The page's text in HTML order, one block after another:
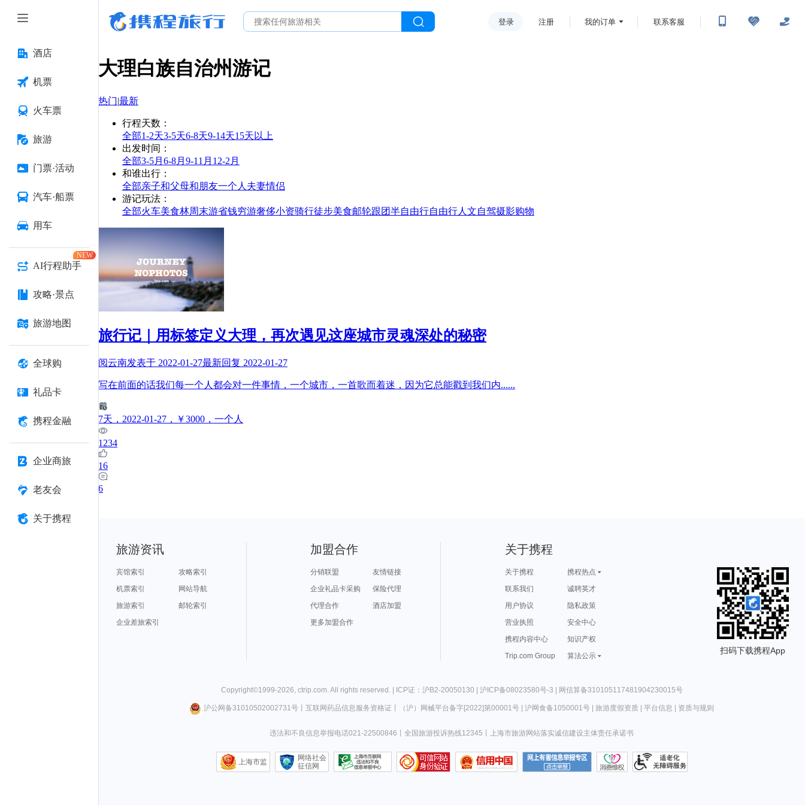
酒店
机票
火车票
旅游
门票·活动
汽车·船票
用车
AI行程助手
NEW
攻略·景点
旅游地图
全球购
礼品卡
携程金融
企业商旅
老友会
关于携程
登录 注册 我的订单 联系客服
大理白族自治州游记
热门|最新
行程天数 ：
全部1-2天3-5天6-8天9-14天15天以上
出发时间 ：
全部3-5月 6-8月 9-11月 12-2月
和谁出行 ：
全部亲子和父母和朋友一个人 夫妻情侣
游记玩法 ：
全部火车美食林周末游省钱穷游奢侈小资骑行徒步美食邮轮跟团半自由行自由行人文自驾摄影购物
旅行记｜用标签定义大理，再次遇见这座城市灵魂深处的秘密
阅云南发表于 2022-01-27最新回复 2022-01-27
写在前面的话我们每一个人都会对一件事情，一个城市，一首歌而着迷，因为它总能戳到我们内......
7天 ，2022-01-27 ，￥3000 ，一个人
1234
16
6
旅游资讯
宾馆索引
攻略索引
机票索引
网站导航
旅游索引
邮轮索引
企业差旅索引
加盟合作
分销联盟
友情链接
企业礼品卡采购
保险代理
代理合作
酒店加盟
更多加盟合作
关于携程
关于携程
携程热点
联系我们
诚聘英才
用户协议
隐私政策
营业执照
安全中心
携程内容中心
知识产权
Trip.com Group
算法公示
扫码下载携程App
Copyright©1999-2026 ctrip.com . All rights reserved. | ICP证：沪B2-20050130 | 沪ICP备08023580号-3 | 网信算备310105117481904230015号
沪公网备31010502002731号丨 互联网药品信息服务资格证 （沪）网械平台备字[2022]第00001号| 沪网食备1050001号| 旅游度假资质| 平台信息 | 资质与规则
违法和不良信息举报电话021-22500846 全国旅游投诉热线12345 上海市旅游网站落实诚信建设主体责任承诺书
上海市监
网络社会
征信网